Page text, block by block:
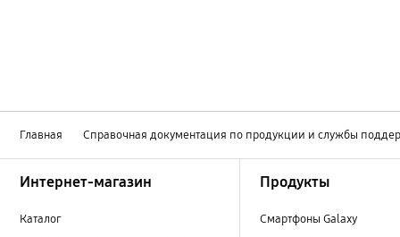
Главная Справочная документация по продукции и службы
Интернет-магазин
Каталог
Продукты
Смартфоны Galaxy